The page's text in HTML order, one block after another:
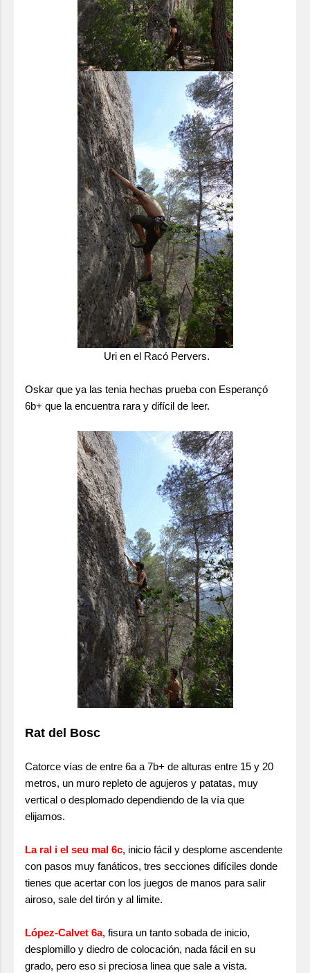
Uri en el Racó Pervers.
Oskar que ya las tenia hechas prueba con Esperançó
6b+ que la encuentra rara y difícil de leer.
Rat del Bosc
Catorce vías de entre 6a a 7b+ de alturas entre 15 y 20
metros, un muro repleto de agujeros y patatas, muy
vertical o desplomado dependiendo de la vía que
elijamos.
La ral i el seu mal 6c, inicio fácil y desplome ascendente
con pasos muy fanáticos, tres secciones difíciles donde
tienes que acertar con los juegos de manos para salir
airoso, sale del tirón y al limite.
López-Calvet 6a, fisura un tanto sobada de inicio,
desplomillo y diedro de colocación, nada fácil en su
grado, pero eso si preciosa linea que sale a vista.